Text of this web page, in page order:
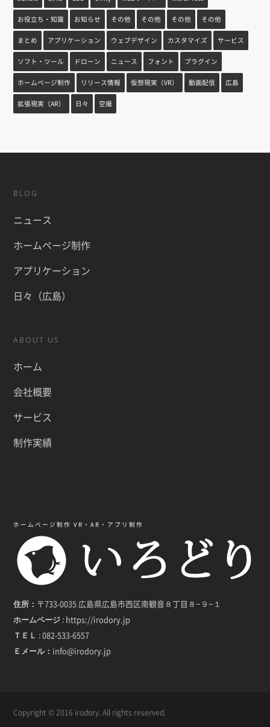
お役立ち・知識 お知らせ その他 その他 その他 その他
まとめ アプリケーション ウェブデザイン カスタマイズ サービス
ソフト・ツール ドローン ニュース フォント プラグイン
ホームページ制作 リリース情報 仮想現実（VR） 動画配信 広島
拡張現実（AR） 日々 空撮
BLOG
ニュース
ホームページ制作
アプリケーション
日々（広島）
ABOUT US
ホーム
会社概要
サービス
制作実績
ホームページ制作 VR・AR・アプリ制作
住所： 〒733-0035 広島県広島市西区南観音８丁目８−９−１
ホームページ : https://irodory.jp
ＴＥＬ :082-533-6557
Ｅメール： info@irodory.jp
Copyright © 2016 irodory. All rights reserved.